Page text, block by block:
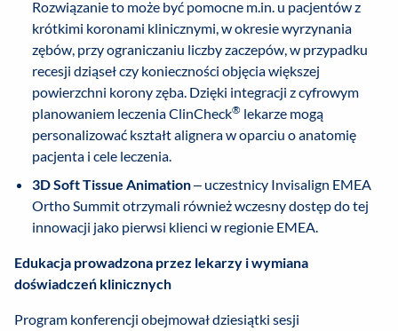
Rozwiązanie to może być pomocne m.in. u pacjentów z
krótkimi koronami klinicznymi, w okresie wyrzynania
zębów, przy ograniczaniu liczby zaczepów, w przypadku
recesji dziąseł czy konieczności objęcia większej
powierzchni korony zęba. Dzięki integracji z cyfrowym
planowaniem leczenia ClinCheck® lekarze mogą
personalizować kształt alignera w oparciu o anatomię
pacjenta i cele leczenia.
3D Soft Tissue Animation– uczestnicy Invisalign EMEA
Ortho Summit otrzymali również wczesny dostęp do tej
innowacji jako pierwsi klienci w regionie EMEA.
Edukacja prowadzona przez lekarzy i wymiana
doświadczeń klinicznych
Program konferencji obejmował dziesiątki sesji